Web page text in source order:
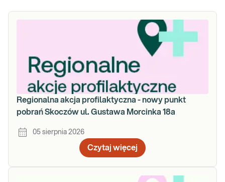
Regionalna akcja profilaktyczna - nowy punkt
pobrań Skoczów ul. Gustawa Morcinka 18a
05 sierpnia 2026
Czytaj więcej